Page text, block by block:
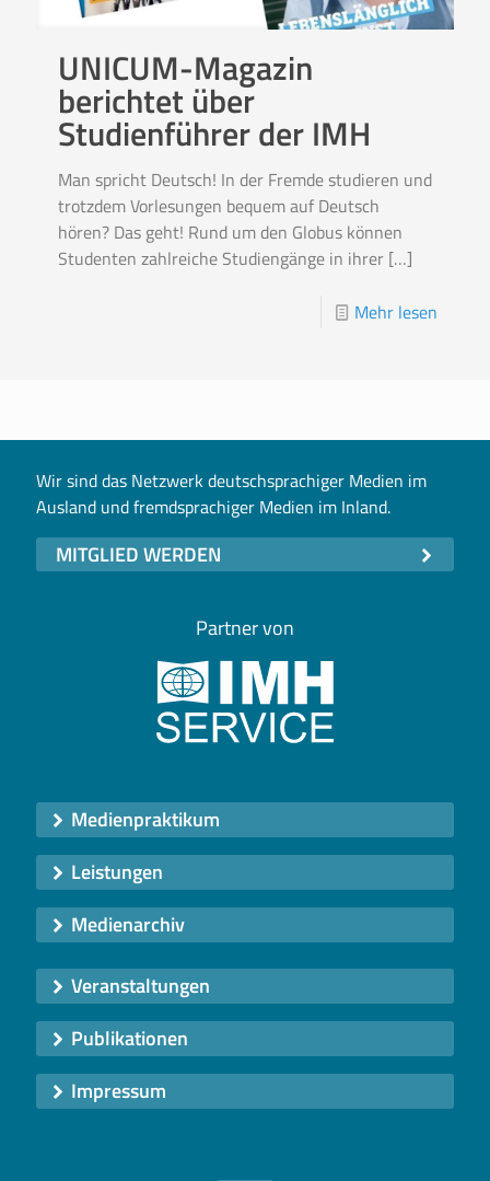
UNICUM-Magazin
berichtet über
Studienführer der IMH
Man spricht Deutsch! In der Fremde studieren und
trotzdem Vorlesungen bequem auf Deutsch
hören? Das geht! Rund um den Globus können
Studenten zahlreiche Studiengänge in ihrer […]
Mehr lesen
Wir sind das Netzwerk deutschsprachiger Medien im
Ausland und fremdsprachiger Medien im Inland.
MITGLIED WERDEN
Partner von
Medienpraktikum
Leistungen
Medienarchiv
Veranstaltungen
Publikationen
Impressum